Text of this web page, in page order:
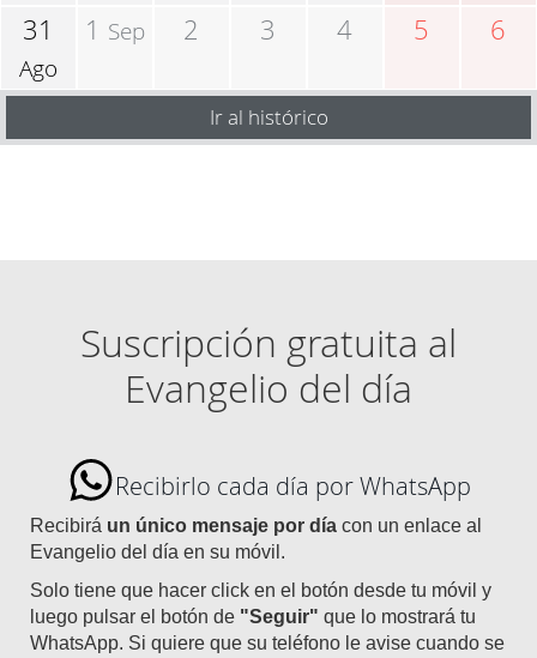
31
Ago
1 Sep 2 3 4 5 6
Ir al histórico
Suscripción gratuita al
Evangelio del día
Recibirlo cada día por WhatsApp
Recibirá un único mensaje por día con un enlace al
Evangelio del día en su móvil.
Solo tiene que hacer click en el botón desde tu móvil y
luego pulsar el botón de "Seguir" que lo mostrará tu
WhatsApp. Si quiere que su teléfono le avise cuando se